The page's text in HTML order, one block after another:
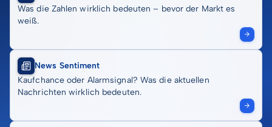
Was die Zahlen wirklich bedeuten – bevor der Markt es
weiß.
News Sentiment
Kaufchance oder Alarmsignal? Was die aktuellen
Nachrichten wirklich bedeuten.